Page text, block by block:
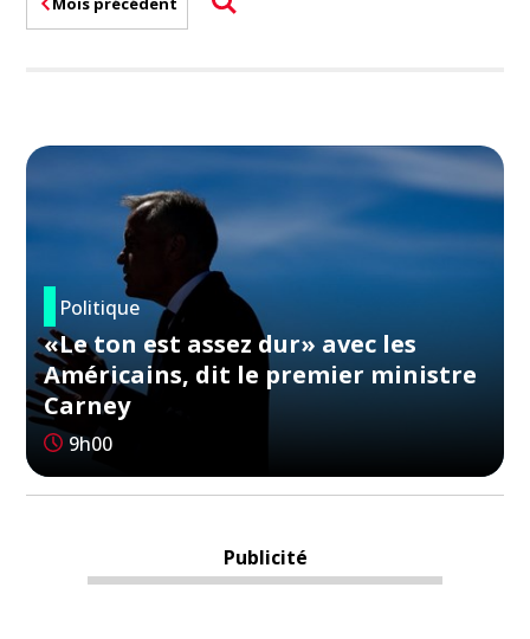
Politique
«Le ton est assez dur» avec les
Américains, dit le premier ministre
Carney
9h00
Publicité